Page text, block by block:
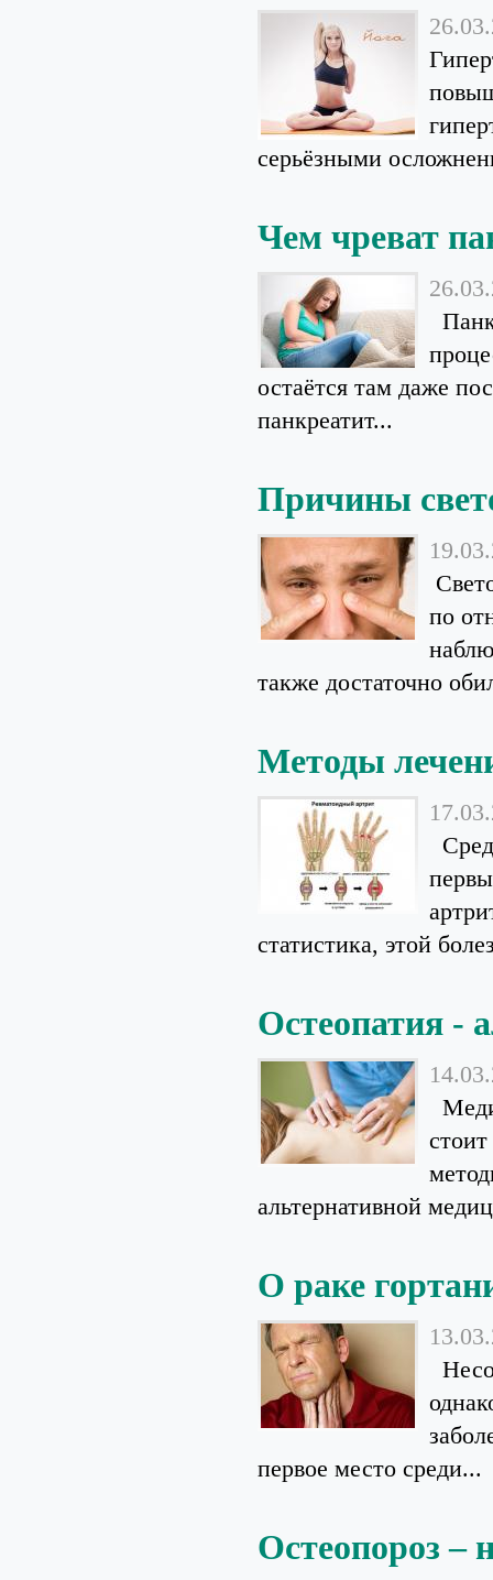
серьёзными
Чем чреват
остаётся там даже
панкреатит...
Причины
по
также достаточно
Методы
статистика, этой
Остеопатия -
альтернативной
О раке
первое место среди...
Остеопороз –